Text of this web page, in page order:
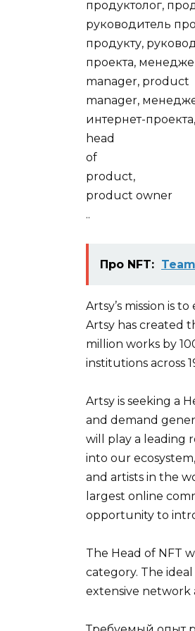
продуктолог,
руководитель
продукту,
проекта,
manager, product
manager,
интернет-проекта,
head
of
product,
product owner
..
Про NFT:
Artsy’s mission is
Artsy has created
million works by
institutions across
Artsy is seeking a
and demand
will play a leading
into our
and artists in the
largest online
opportunity to
The Head of NFT
category. The
extensive network